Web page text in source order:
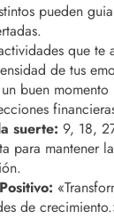
pueden
que te
de tus
un buen
suerte: 9, 18,
para mantener
de